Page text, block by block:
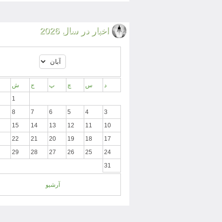
اخبار در سال 2026
د س چ پ ج ش
1
3
4
5
6
7
8
10
11
12
13
14
15
17
18
19
20
21
22
24
25
26
27
28
29
31
آرشیو